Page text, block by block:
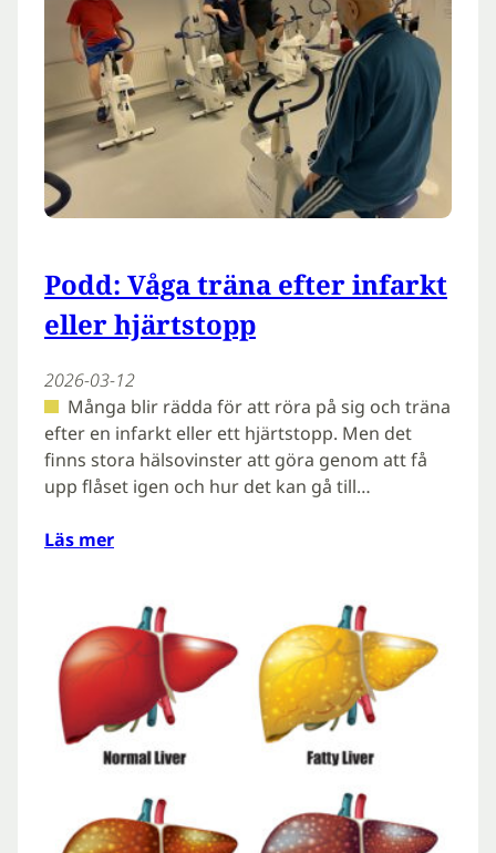
Podd: Våga träna efter infarkt
eller hjärtstopp
2026-03-12
Många blir rädda för att röra på sig och träna
efter en infarkt eller ett hjärtstopp. Men det
finns stora hälsovinster att göra genom att få
upp flåset igen och hur det kan gå till…
Läs mer